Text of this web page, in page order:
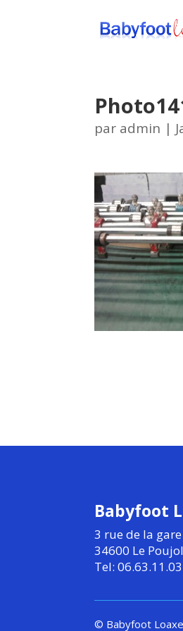
par admin |
Babyfoot
3 rue de la gare
34600 Le
Tel:
© Babyfoot